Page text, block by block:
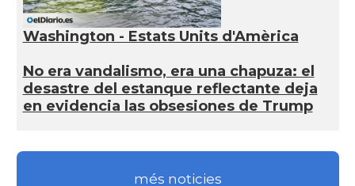
Washington - Estats Units d'Amèrica
No era vandalismo, era una chapuza: el
desastre del estanque reflectante deja
en evidencia las obsesiones de Trump
més noticies